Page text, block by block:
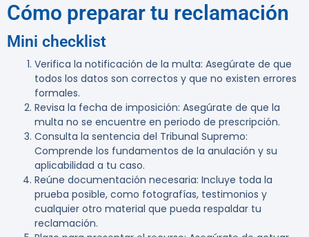
Cómo preparar tu reclamación
Mini checklist
Verifica la notificación de la multa: Asegúrate de que
todos los datos son correctos y que no existen errores
formales.
Revisa la fecha de imposición: Asegúrate de que la
multa no se encuentre en periodo de prescripción.
Consulta la sentencia del Tribunal Supremo:
Comprende los fundamentos de la anulación y su
aplicabilidad a tu caso.
Reúne documentación necesaria: Incluye toda la
prueba posible, como fotografías, testimonios y
cualquier otro material que pueda respaldar tu
reclamación.